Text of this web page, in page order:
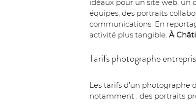
idéaux pour un site web, un
équipes, des portraits
communications. En
activité plus tangible. À
Tarifs photographe
Les tarifs d’un photographe
notamment : des portraits